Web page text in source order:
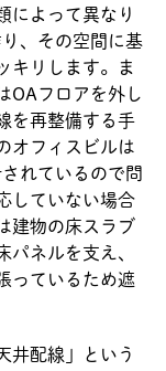
によって異なり
、その空間に基
キリします。ま
OAフロアを外し
を再整備する手
オフィスビルは
れているので問
していない場合
建物の床スラブ
パネルを支え、
っているため遮
井配線」という